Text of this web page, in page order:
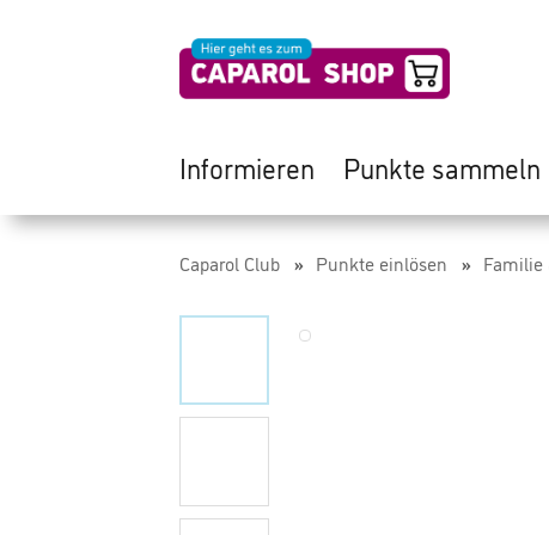
Informieren Punkte sammeln
Caparol Club Punkte einlösen Familie